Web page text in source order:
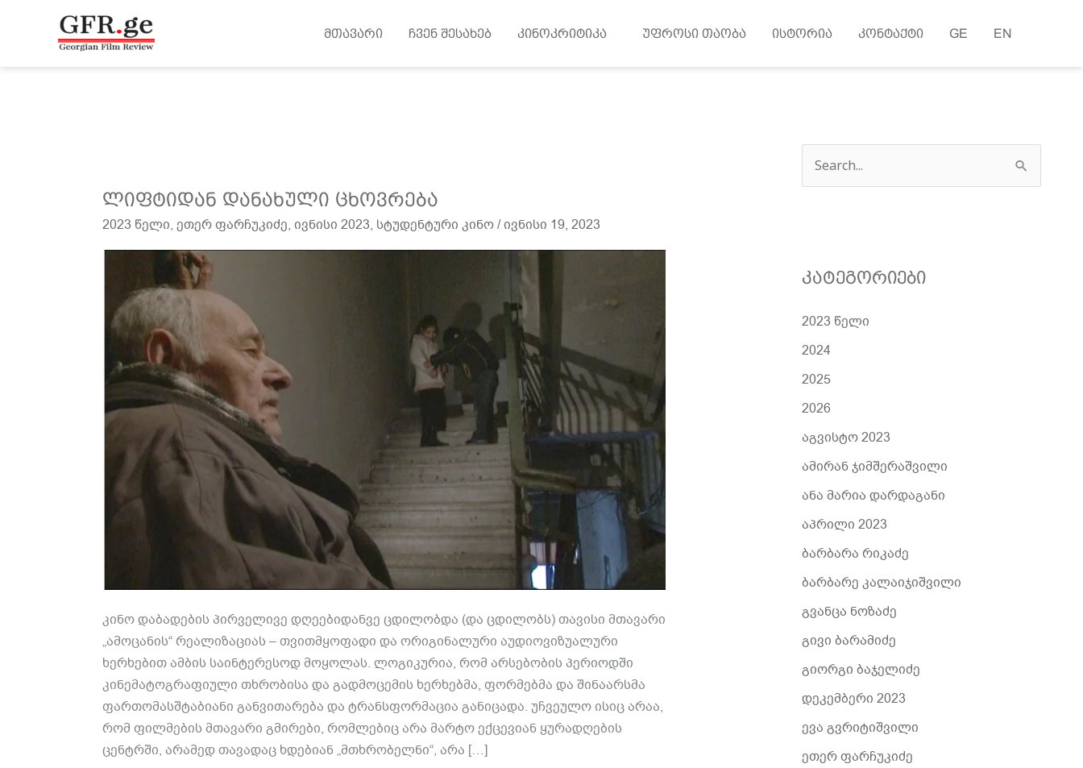
გადასვლა
მთავარი ჩვენ შესახებ კინოკრიტიკა უფროსი თაობა ისტორია კონტაქტი GE EN
ლიფტიდან დანახული ცხოვრება
2023 წელი, ეთერ ფარჩუკიძე, ივნისი 2023, სტუდენტური კინო/ივნისი 19, 2023
კინო დაბადების პირველივე დღეებიდანვე ცდილობდა (და ცდილობს) თავისი მთავარი
„ამოცანის“ რეალიზაციას – თვითმყოფადი და ორიგინალური აუდიოვიზუალური
ხერხებით ამბის საინტერესოდ მოყოლას. ლოგიკურია, რომ არსებობის პერიოდში
კინემატოგრაფიული თხრობისა და გადმოცემის ხერხებმა, ფორმებმა და შინაარსმა
ფართომასშტაბიანი განვითარება და ტრანსფორმაცია განიცადა. უჩვეულო ისიც არაა,
რომ ფილმების მთავარი გმირები, რომლებიც არა მარტო ექცევიან ყურადღების
ცენტრში, არამედ თავადაც ხდებიან „მთხრობელნი“, არა […]
ლიფტიდან
დანახული
ა
კატეგორიები
2023 წელი
2024
2025
2026
აგვისტო 2023
ამირან ჯიმშერაშვილი
ანა მარია დარდაგანი
აპრილი 2023
ბარბარა რიკაძე
ბარბარე კალაიჯიშვილი
გვანცა ნოზაძე
გივი ბარამიძე
გიორგი ბაჯელიძე
დეკემბერი 2023
ევა გვრიტიშვილი
ეთერ ფარჩუკიძე